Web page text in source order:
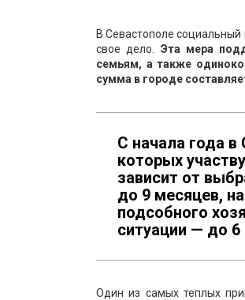
В Севастополе социальный
свое дело.
Эта мера
семьям, а также
сумма в городе
С начала года
которых
зависит от
до 9 месяцев,
подсобного
ситуации — до 6
Один из самых теплых